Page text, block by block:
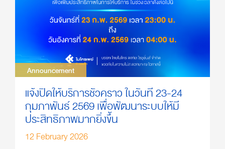
Announcement
Announcement
แจ้งปิดให้บริการชั่วคราว ในวันที่ 23-24
กุมภาพันธ์ 2569 เพื่อพัฒนาระบบให้มี
ประสิทธิภาพมากยิ่งขึ้น
12 February 2026